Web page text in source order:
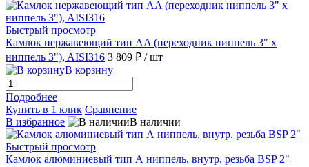
Быстрый просмотр
Камлок нержавеющий тип AA (переходник ниппель 3" х
ниппель 3"), AISI316 3 809 ₽ / шт
В корзину
Подробнее
Купить в 1 клик Сравнение
В избранное
В наличии
Быстрый просмотр
Камлок алюминиевый тип А ниппель, внутр. резьба BSP 2"